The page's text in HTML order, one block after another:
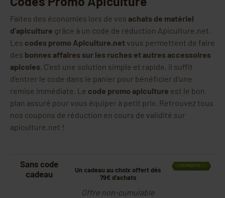
Faites des économies lors de vos achats de matériel
d'apiculture grâce à un code de réduction Apiculture.net.
Les codes promo Apiculture.net vous permettent de faire
des bonnes affaires sur les ruches et autres accessoires
apicoles. C'est une solution simple et rapide, il suffit
d'entrer le code dans le panier pour bénéficier d'une
remise immédiate. Le code promo apiculture est le bon
plan assuré pour vous équiper à petit prix. Retrouvez tous
nos coupons de réduction en cours de validité sur
apiculture.net !
Sans code
cadeau
Un cadeau au choix offert dès
79€ d'achats
Offre non-cumulable